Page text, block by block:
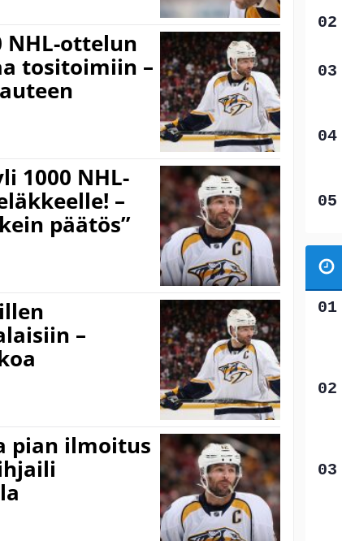
NHL-ottelun
tositoimiin –
1000 NHL-
–
päätös”
–
pian ilmoitus